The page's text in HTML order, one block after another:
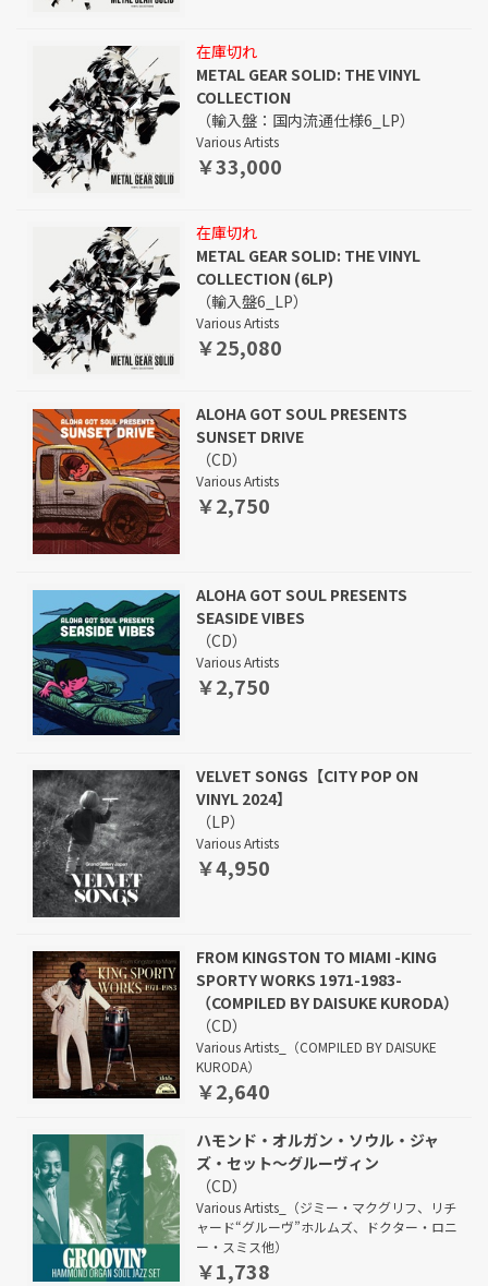
在庫切れ
METAL GEAR SOLID: THE VINYL
COLLECTION
（輸入盤：国内流通仕様6_LP）
Various Artists
￥33,000
在庫切れ
METAL GEAR SOLID: THE VINYL
COLLECTION (6LP)
（輸入盤6_LP）
Various Artists
￥25,080
ALOHA GOT SOUL PRESENTS
SUNSET DRIVE
（CD）
Various Artists
￥2,750
ALOHA GOT SOUL PRESENTS
SEASIDE VIBES
（CD）
Various Artists
￥2,750
VELVET SONGS【CITY POP ON
VINYL 2024】
（LP）
Various Artists
￥4,950
FROM KINGSTON TO MIAMI -KING
SPORTY WORKS 1971-1983-
（COMPILED BY DAISUKE KURODA）
（CD）
Various Artists_（COMPILED BY DAISUKE
KURODA）
￥2,640
ハモンド・オルガン・ソウル・ジャ
ズ・セット～グルーヴィン
（CD）
Various Artists_（ジミー・マクグリフ、リチ
ャード“グルーヴ”ホルムズ、ドクター・ロニ
ー・スミス他）
￥1,738